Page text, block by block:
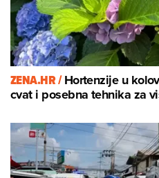
ZENA.HR /Hortenzije u
cvat i posebna tehnika za